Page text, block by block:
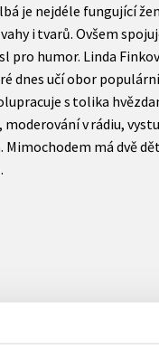
je nejdéle fungující
i tvarů. Ovšem
pro humor. Linda
dnes učí obor populární
s tolika
moderování v rádiu,
Mimochodem má dvě